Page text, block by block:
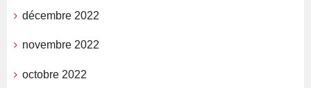
décembre 2022
novembre 2022
octobre 2022